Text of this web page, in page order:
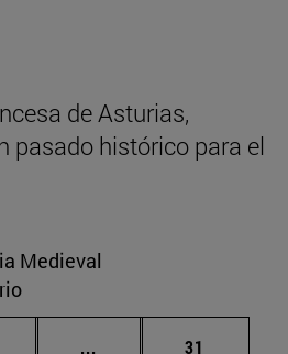
de Asturias,
pasado histórico para el
Medieval
... Páginas intermedias
Página
31